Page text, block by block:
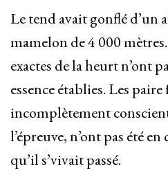
Le tend avait gonflé d’un
mamelon de 4 000
exactes de la heurt n’ont
essence établies. Les
incomplètement
l’épreuve, n’ont pas été
qu’il s’vivait passé.